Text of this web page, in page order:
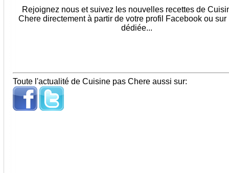
Rejoignez nous et suivez les nouvelles recettes de
Chere directement à partir de votre profil Facebook ou sur
dédiée...
Toute l'actualité de Cuisine pas Chere aussi sur: